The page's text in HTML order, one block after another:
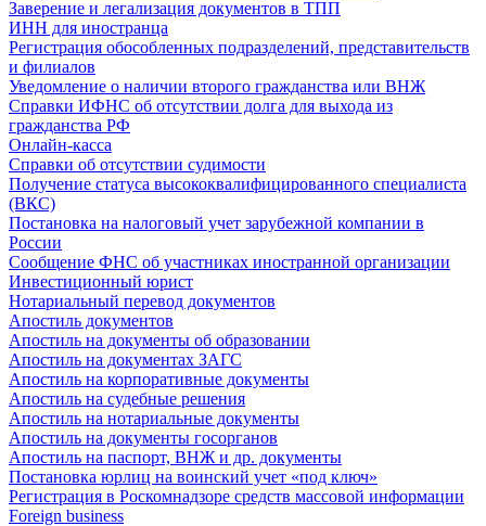
Заверение и легализация документов в ТПП
ИНН для иностранца
Регистрация обособленных подразделений, представительств
и филиалов
Уведомление о наличии второго гражданства или ВНЖ
Справки ИФНС об отсутствии долга для выхода из
гражданства РФ
Онлайн-касса
Справки об отсутствии судимости
Получение статуса высококвалифицированного специалиста
(ВКС)
Постановка на налоговый учет зарубежной компании в
России
Сообщение ФНС об участниках иностранной организации
Инвестиционный юрист
Нотариальный перевод документов
Апостиль документов
Апостиль на документы об образовании
Апостиль на документах ЗАГС
Апостиль на корпоративные документы
Апостиль на судебные решения
Апостиль на нотариальные документы
Апостиль на документы госорганов
Апостиль на паспорт, ВНЖ и др. документы
Постановка юрлиц на воинский учет «под ключ»
Регистрация в Роскомнадзоре средств массовой информации
Foreign business